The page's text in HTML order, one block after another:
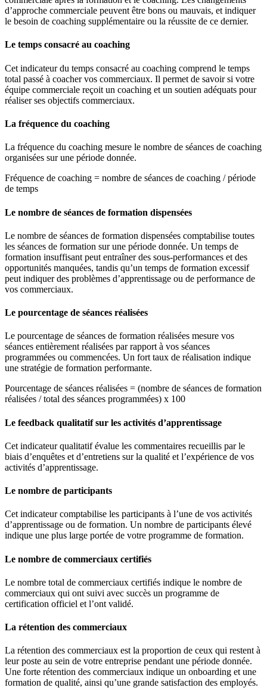
d’approche commerciale peuvent être bons ou mauvais, et indiquer
le besoin de coaching supplémentaire ou la réussite de ce dernier.
Le temps consacré au coaching
Cet indicateur du temps consacré au coaching comprend le temps
total passé à coacher vos commerciaux. Il permet de savoir si votre
équipe commerciale reçoit un coaching et un soutien adéquats pour
réaliser ses objectifs commerciaux.
La fréquence du coaching
La fréquence du coaching mesure le nombre de séances de coaching
organisées sur une période donnée.
Fréquence de coaching = nombre de séances de coaching / période
de temps
Le nombre de séances de formation dispensées
Le nombre de séances de formation dispensées comptabilise toutes
les séances de formation sur une période donnée. Un temps de
formation insuffisant peut entraîner des sous-performances et des
opportunités manquées, tandis qu’un temps de formation excessif
peut indiquer des problèmes d’apprentissage ou de performance de
vos commerciaux.
Le pourcentage de séances réalisées
Le pourcentage de séances de formation réalisées mesure vos
séances entièrement réalisées par rapport à vos séances
programmées ou commencées. Un fort taux de réalisation indique
une stratégie de formation performante.
Pourcentage de séances réalisées = (nombre de séances de formation
réalisées / total des séances programmées) x 100
Le feedback qualitatif sur les activités d’apprentissage
Cet indicateur qualitatif évalue les commentaires recueillis par le
biais d’enquêtes et d’entretiens sur la qualité et l’expérience de vos
activités d’apprentissage.
Le nombre de participants
Cet indicateur comptabilise les participants à l’une de vos activités
d’apprentissage ou de formation. Un nombre de participants élevé
indique une plus large portée de votre programme de formation.
Le nombre de commerciaux certifiés
Le nombre total de commerciaux certifiés indique le nombre de
commerciaux qui ont suivi avec succès un programme de
certification officiel et l’ont validé.
La rétention des commerciaux
La rétention des commerciaux est la proportion de ceux qui restent à
leur poste au sein de votre entreprise pendant une période donnée.
Une forte rétention des commerciaux indique un onboarding et une
formation de qualité, ainsi qu’une grande satisfaction des employés.